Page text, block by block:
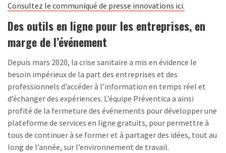
Consultez le communiqué de presse innovations ici.
Des outils en ligne pour les entreprises, en
marge de l’événement
Depuis mars 2020, la crise sanitaire a mis en évidence le
besoin impérieux de la part des entreprises et des
professionnels d’accéder à l’information en temps réel et
d’échanger des expériences. L’équipe Préventica a ainsi
profité de la fermeture des événements pour développer une
plateforme de services en ligne gratuits, pour permettre à
tous de continuer à se former et à partager des idées, tout au
long de l’année, sur l’environnement de travail.